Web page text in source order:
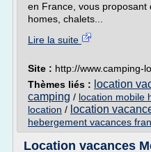
en France, vous proposant
homes, chalets...
Lire la suite
Site : http://www.camping-
Thèmes liés : location
camping / location mobile
location / location
hebergement vacances
Location vacances